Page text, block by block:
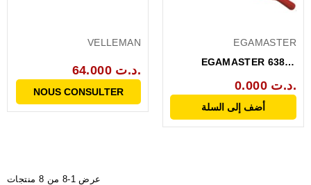
VELLEMAN
64.000 د.ت.
NOUS CONSULTER
EGAMASTER
EGAMASTER 63866
0.000 د.ت.
أضف إلى السلة
عرض 1-8 من 8 منتجات